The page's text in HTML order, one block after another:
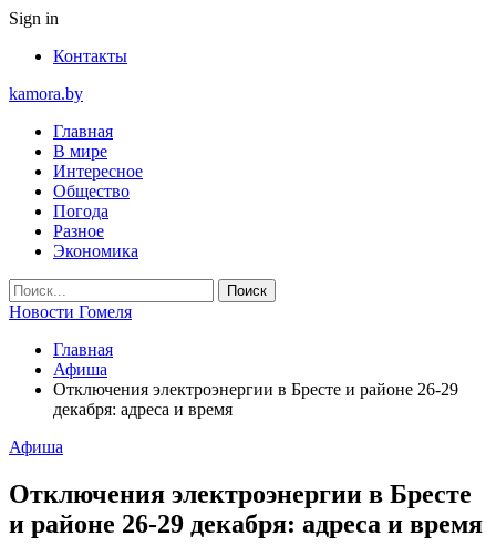
Sign in
Контакты
kamora.by
Главная
В мире
Интересное
Общество
Погода
Разное
Экономика
Новости Гомеля
Главная
Афиша
Отключения электроэнергии в Бресте и районе 26-29
декабря: адреса и время
Афиша
Отключения электроэнергии в Бресте
и районе 26-29 декабря: адреса и время